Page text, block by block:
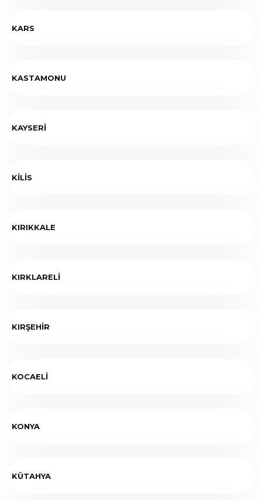
KARS
KASTAMONU
KAYSERİ
KİLİS
KIRIKKALE
KIRKLARELİ
KIRŞEHİR
KOCAELİ
KONYA
KÜTAHYA